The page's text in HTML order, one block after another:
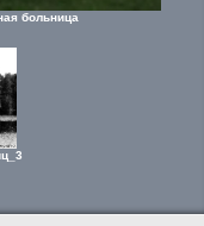
больница